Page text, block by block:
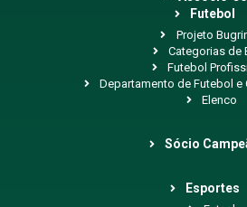
Futebol
Projeto
Categorias de
Futebol
Departamento de Futebol
Elenco
Sócio
Esportes